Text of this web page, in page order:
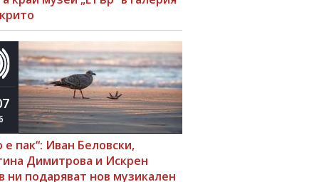
е пак“: Иван Беловски,
Димитрова и Искрен
ни подаряват нов музикален